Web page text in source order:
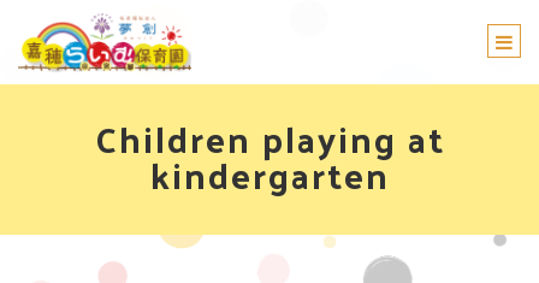
Children playing at
kindergarten